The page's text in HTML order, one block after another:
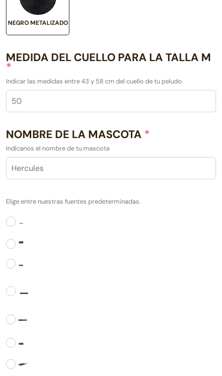
NEGRO METALIZADO
MEDIDA DEL CUELLO PARA LA TALLA M
*
Indicar las medidas entre 43 y 58 cm del cuello de tu peludo.
NOMBRE DE LA MASCOTA *
Indícanos el nombre de tu mascota
Elige entre nuestras fuentes predeterminadas.
-
-
-
-
-
-
-